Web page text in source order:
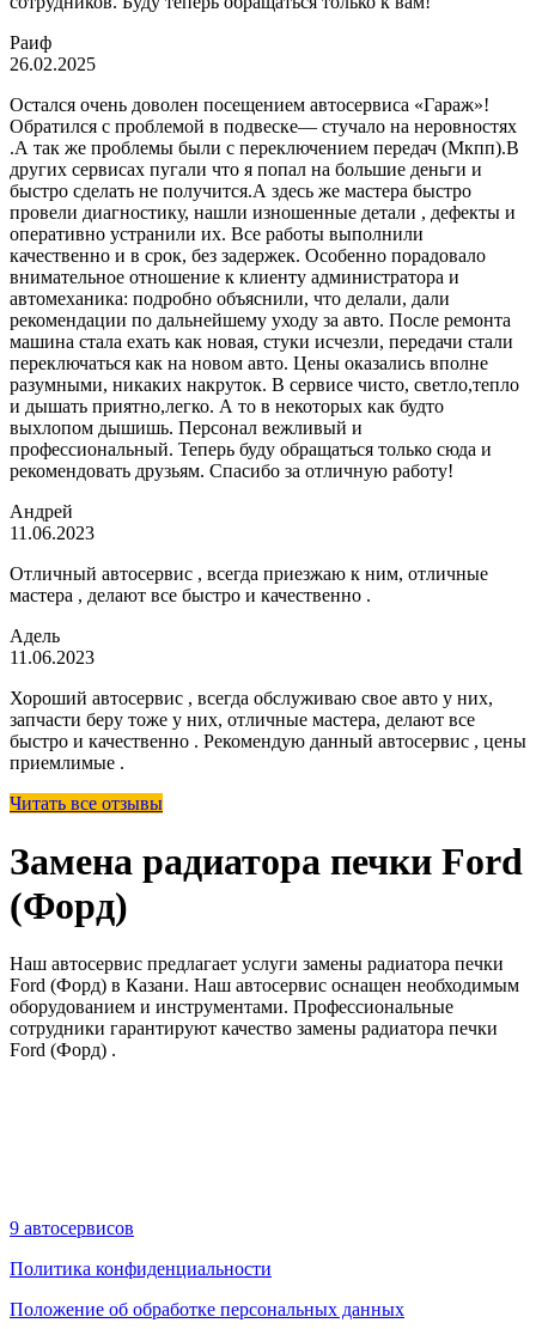
Раиф
26.02.2025
Остался очень доволен посещением автосервиса «Гараж»!
Обратился с проблемой в подвеске— стучало на неровностях
.А так же проблемы были с переключением передач (Мкпп).В
других сервисах пугали что я попал на большие деньги и
быстро сделать не получится.А здесь же мастера быстро
провели диагностику, нашли изношенные детали , дефекты и
оперативно устранили их. Все работы выполнили
качественно и в срок, без задержек. Особенно порадовало
внимательное отношение к клиенту администратора и
автомеханика: подробно объяснили, что делали, дали
рекомендации по дальнейшему уходу за авто. После ремонта
машина стала ехать как новая, стуки исчезли, передачи стали
переключаться как на новом авто. Цены оказались вполне
разумными, никаких накруток. В сервисе чисто, светло,тепло
и дышать приятно,легко. А то в некоторых как будто
выхлопом дышишь. Персонал вежливый и
профессиональный. Теперь буду обращаться только сюда и
рекомендовать друзьям. Спасибо за отличную работу!
Андрей
11.06.2023
Отличный автосервис , всегда приезжаю к ним, отличные
мастера , делают все быстро и качественно .
Адель
11.06.2023
Хороший автосервис , всегда обслуживаю свое авто у них,
запчасти беру тоже у них, отличные мастера, делают все
быстро и качественно . Рекомендую данный автосервис , цены
приемлимые .
Читать все отзывы
Замена радиатора печки Ford
(Форд)
Наш автосервис предлагает услуги замены радиатора печки
Ford (Форд) в Казани. Наш автосервис оснащен необходимым
оборудованием и инструментами. Профессиональные
сотрудники гарантируют качество замены радиатора печки
Ford (Форд) .
9 автосервисов
Политика конфиденциальности
Положение об обработке персональных данных